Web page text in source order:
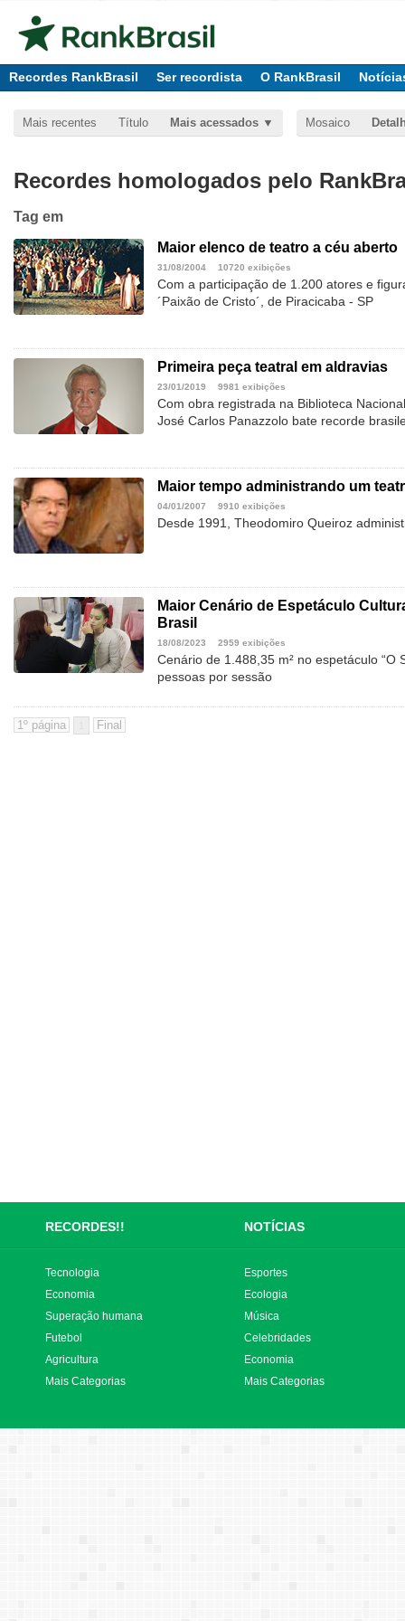
Recordes RankBrasil Ser recordista O RankBrasil
Mais recentes Título Mais acessados Mosaico
Recordes homologados pelo
Tag em
Maior elenco de teatro a céu aberto
31/08/2004 10720 exibições
Com a participação de 1.200 atores e
´Paixão de Cristo´, de Piracicaba - SP
Primeira peça teatral em aldravias
23/01/2019 9981 exibições
Com obra registrada na Biblioteca
José Carlos Panazzolo bate recorde
Maior tempo administrando um
04/01/2007 9910 exibições
Desde 1991, Theodomiro Queiroz
Maior Cenário de Espetáculo
Brasil
18/08/2023 2959 exibições
Cenário de 1.488,35 m² no espetáculo “O
pessoas por sessão
RECORDES!! NOTÍCIAS
Tecnologia
Economia
Superação humana
Futebol
Agricultura
Mais Categorias
Esportes
Ecologia
Música
Celebridades
Economia
Mais Categorias